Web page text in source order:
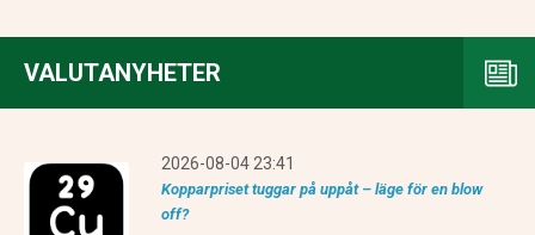
VALUTANYHETER
2026-08-04 23:41
Kopparpriset tuggar på uppåt – läge för en blow
off?